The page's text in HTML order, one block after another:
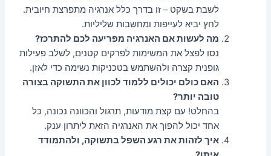
לשבת בשקט – זו בדרך כלל אנרגיה מתפרצת חיובית.
לחץ יביא לעייפות ומחשבות שליליות.
מה לעשות אם האנרגיה מפריעה לכם להתרכז?
נסו לפצל את המשימות לפרקים קטנים, לשלב פעילות
גופנית קצרה ולהשתמש בטכניקות נשימה כדי לאזן.
האם כולם יכולים ללמוד לכוון את התשוקה בצורה
טובה יותר?
בהחלט! עם קצת מודעות, תרגול והכוונה נכונה, כל
אחד יכול להפוך את האנרגיה הזאת ליתרון ענק.
איך לזהות את רגע השפל בתשוקה, ולהתמודד